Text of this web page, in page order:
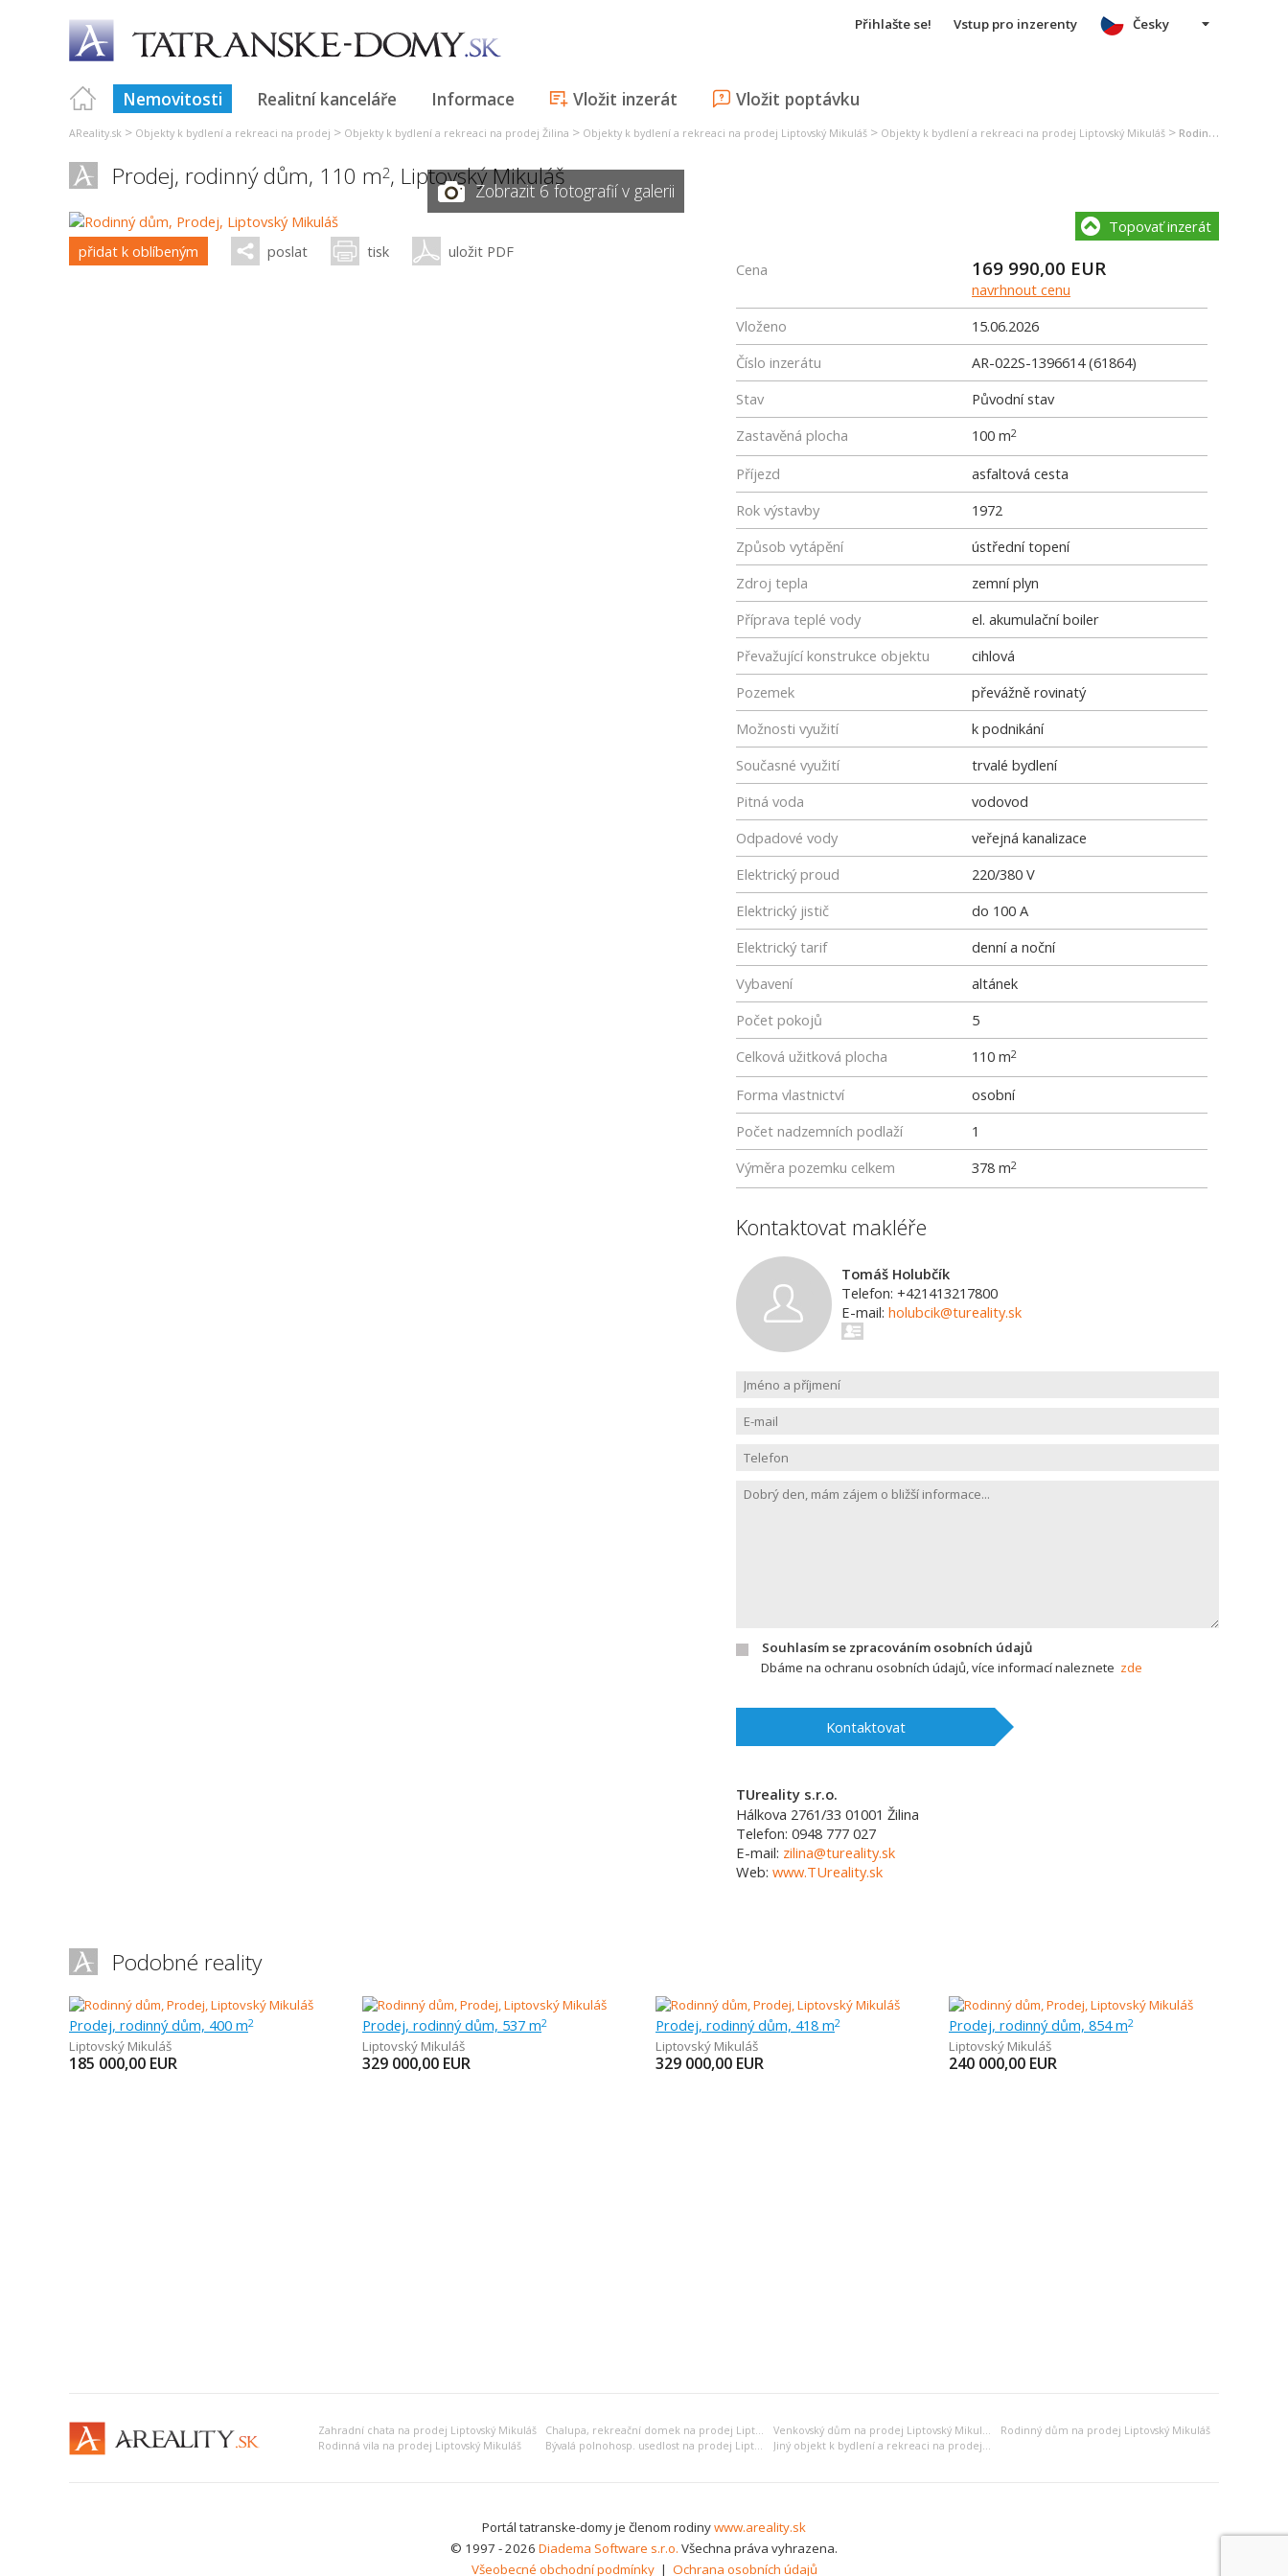
Přihlašte se! Vstup pro inzerenty
Nemovitosti Realitní kanceláře Informace Vložit inzerát Vložit poptávku
Česky
AReality.sk > Objekty k bydlení a rekreaci na prodej > Objekty k bydlení a rekreaci na prodej Žilina > Objekty k bydlení a rekreaci na prodej Liptovský Mikuláš > Objekty k bydlení a rekreaci na prodej Liptovský Mikuláš > Rodinný dům na prodej Liptovský Mikuláš
Prodej, rodinný dům, 110 m2, Liptovský Mikuláš
Zobrazit 6 fotografií v galerii
přidat k oblíbeným poslat tisk uložit PDF
Topovať inzerát
Cena 169 990,00 EUR
navrhnout cenu
Vloženo
15.06.2026
Číslo inzerátu
AR-022S-1396614 (61864)
Stav
Původní stav
Zastavěná plocha
100 m2
Příjezd
asfaltová cesta
Rok výstavby
1972
Způsob vytápění
ústřední topení
Zdroj tepla
zemní plyn
Příprava teplé vody
el. akumulační boiler
Převažující konstrukce objektu
cihlová
Pozemek
převážně rovinatý
Možnosti využití
k podnikání
Současné využití
trvalé bydlení
Pitná voda
vodovod
Odpadové vody
veřejná kanalizace
Elektrický proud
220/380 V
Elektrický jistič
do 100 A
Elektrický tarif
denní a noční
Vybavení
altánek
Počet pokojů
5
Celková užitková plocha
110 m2
Forma vlastnictví
osobní
Počet nadzemních podlaží
1
Výměra pozemku celkem
378 m2
Kontaktovat makléře
Tomáš Holubčík
Telefon: +421413217800
E-mail: holubcik@tureality.sk
Souhlasím se zpracováním osobních údajů
Dbáme na ochranu osobních údajů, více informací naleznete zde
Kontaktovat
TUreality s.r.o.
Hálkova 2761/33 01001 Žilina
Telefon: 0948 777 027
E-mail: zilina@tureality.sk
Web: www.TUreality.sk
Podobné reality
Prodej, rodinný dům, 400 m2
Liptovský Mikuláš
185 000,00 EUR
Prodej, rodinný dům, 537 m2
Liptovský Mikuláš
329 000,00 EUR
Prodej, rodinný dům, 418 m2
Liptovský Mikuláš
329 000,00 EUR
Prodej, rodinný dům, 854 m2
Liptovský Mikuláš
240 000,00 EUR
Zahradní chata na prodej Liptovský Mikuláš Chalupa, rekreační domek na prodej Liptovský Mikuláš Venkovský dům na prodej Liptovský Mikuláš
Rodinný dům na prodej Liptovský Mikuláš
Rodinná vila na prodej Liptovský Mikuláš
Bývalá polnohosp. usedlost na prodej Liptovský Mikuláš Jiný objekt k bydlení a rekreaci na prodej Liptovský Mikuláš
Portál tatranske-domy je členom rodinywww.areality.sk
© 1997 - 2026 Diadema Software s.r.o. Všechna práva vyhrazena.
Všeobecné obchodní podmínky | Ochrana osobních údajů